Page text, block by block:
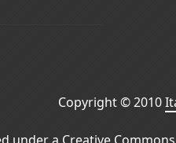
Copyright © 2010